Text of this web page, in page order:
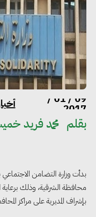
09 / 01 /
2017
بقلم محمد فريد
محافظة الشرقية، وذلك
بإشراف المديرية على مراكز